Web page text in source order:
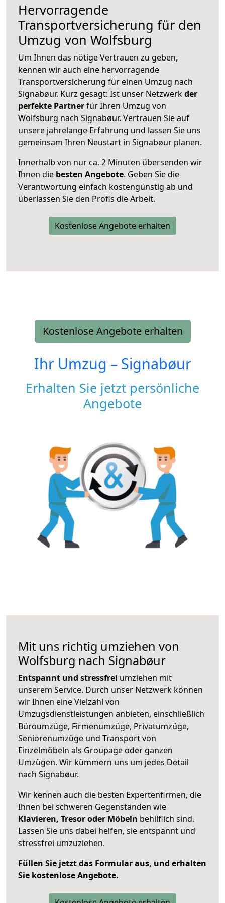
Hervorragende
Transportversicherung für den
Umzug von Wolfsburg
Um Ihnen das nötige Vertrauen zu geben,
kennen wir auch eine hervorragende
Transportversicherung für einen Umzug nach
Signabøur. Kurz gesagt: Ist unser Netzwerkder
perfekte Partnerfür Ihren Umzug von
Wolfsburg nach Signabøur. Vertrauen Sie auf
unsere jahrelange Erfahrung und lassen Sie uns
gemeinsam Ihren Neustart in Signabøur planen.
Innerhalb von nur ca. 2 Minuten übersenden wir
Ihnen die besten Angebote. Geben Sie die
Verantwortung einfach kostengünstig ab und
überlassen Sie den Profis die Arbeit.
Kostenlose Angebote erhalten
Kostenlose Angebote erhalten
Ihr Umzug – Signabøur
Erhalten Sie jetzt persönliche
Angebote
Mit uns richtig umziehen von
Wolfsburg nach Signabøur
Entspannt und stressfrei umziehen mit
unserem Service. Durch unser Netzwerk können
wir Ihnen eine Vielzahl von
Umzugsdienstleistungen anbieten, einschließlich
Büroumzüge, Firmenumzüge, Privatumzüge,
Seniorenumzüge und Transport von
Einzelmöbeln als Groupage oder ganzen
Umzügen. Wir kümmern uns um jedes Detail
nach Signabøur.
Wir kennen auch die besten Expertenfirmen, die
Ihnen bei schweren Gegenständen wie
Klavieren, Tresor oder Möbeln behilflich sind.
Lassen Sie uns dabei helfen, sie entspannt und
stressfrei umzuziehen.
Füllen Sie jetzt das Formular aus, und erhalten
Sie kostenlose Angebote.